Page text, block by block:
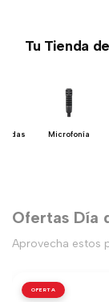
Tu Tienda
Microfonía
Ofertas Día
Aprovecha estos
OFERTA